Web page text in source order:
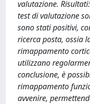
valutazione.
test di valutazione
sono stati positivi,
ricerca posta, ossia
rimappamento
utilizzano
conclusione, è
rimappamento
avvenire,